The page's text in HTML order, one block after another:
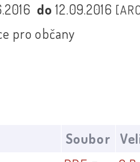
do12.09.2016
pro občany
Soubor